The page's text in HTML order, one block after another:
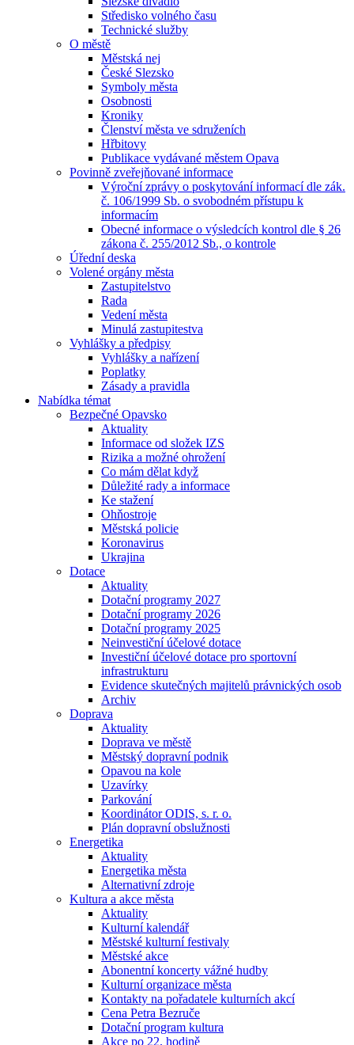
Středisko volného času
Technické služby
O městě
Městská nej
České Slezsko
Symboly města
Osobnosti
Kroniky
Členství města ve sdruženích
Hřbitovy
Publikace vydávané městem Opava
Povinně zveřejňované informace
Výroční zprávy o poskytování informací dle zák.
č. 106/1999 Sb. o svobodném přístupu k
informacím
Obecné informace o výsledcích kontrol dle § 26
zákona č. 255/2012 Sb., o kontrole
Úřední deska
Volené orgány města
Zastupitelstvo
Rada
Vedení města
Minulá zastupitestva
Vyhlášky a předpisy
Vyhlášky a nařízení
Poplatky
Zásady a pravidla
Nabídka témat
Bezpečné Opavsko
Aktuality
Informace od složek IZS
Rizika a možné ohrožení
Co mám dělat když
Důležité rady a informace
Ke stažení
Ohňostroje
Městská policie
Koronavirus
Ukrajina
Dotace
Aktuality
Dotační programy 2027
Dotační programy 2026
Dotační programy 2025
Neinvestiční účelové dotace
Investiční účelové dotace pro sportovní
infrastrukturu
Evidence skutečných majitelů právnických osob
Archiv
Doprava
Aktuality
Doprava ve městě
Městský dopravní podnik
Opavou na kole
Uzavírky
Parkování
Koordinátor ODIS, s. r. o.
Plán dopravní obslužnosti
Energetika
Aktuality
Energetika města
Alternativní zdroje
Kultura a akce města
Aktuality
Kulturní kalendář
Městské kulturní festivaly
Městské akce
Abonentní koncerty vážné hudby
Kulturní organizace města
Kontakty na pořadatele kulturních akcí
Cena Petra Bezruče
Dotační program kultura
Akce po 22. hodině